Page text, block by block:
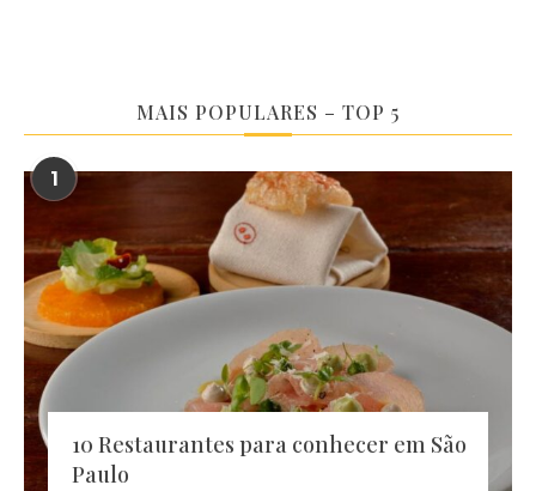
MAIS POPULARES – TOP 5
1
10 Restaurantes para conhecer em São
Paulo